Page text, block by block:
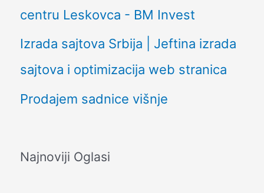
centru Leskovca - BM Invest
Izrada sajtova Srbija | Jeftina izrada
sajtova i optimizacija web stranica
Prodajem sadnice višnje
Najnoviji Oglasi